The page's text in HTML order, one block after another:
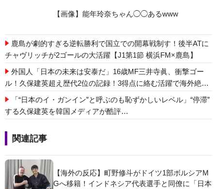
【画像】能年玲奈ちゃん◯◯あるwww
鹿島が劇的すぎる逆転勝利で国立での開幕戦制す！後半ATに
チャヴリッチが2ゴールの大活躍【J1第1節 横浜FM×鹿島】
外国人「日本の未来は安泰だ」16歳MF三井寺眞、衝撃ゴー
ル！久保建英超え歴代2位の記録！3得点に絡む活躍で海外絶
賛！【海外の反応】
「“日本のイ・ガンイン”と呼ぶのも恥ずかしいレベル」“停滞”
する久保建英を韓国メディアが酷評…
関連記事
【海外の反応】町野修斗がドイツ1部ボルシアM
Gへ移籍！インドネシア代表選手と同僚に「日本